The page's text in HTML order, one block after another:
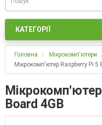
КАТЕГОРІЇ
Головна
Мікрокомп'ютери
Мікрокомп'ютер Raspberry Pi 5
Board 4GB